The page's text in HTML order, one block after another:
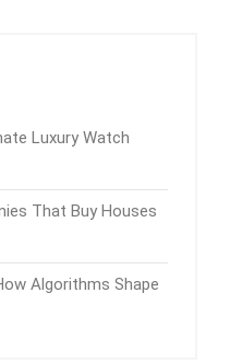
Luxury Watch
That Buy Houses
Algorithms Shape